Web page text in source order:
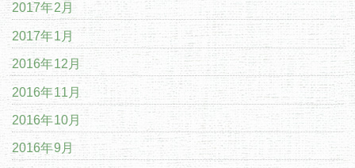
2017年2月
2017年1月
2016年12月
2016年11月
2016年10月
2016年9月